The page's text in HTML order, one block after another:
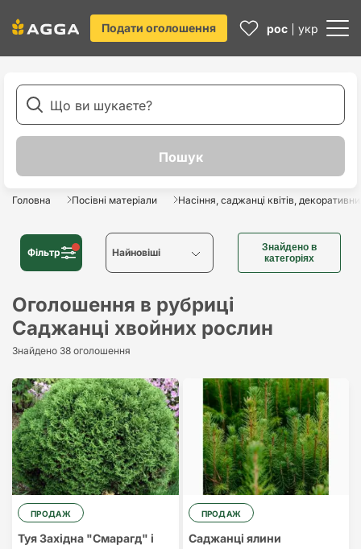
Подати оголошення рос укр
Головна Посівні матеріали Насіння, саджанці квітів,
Фільтр Найновіші
Найновіші
Найстаріші
Найдешевший
Знайдено в
категоріях
Оголошення в рубриці
Саджанці хвойних рослин
Знайдено 38 оголошення
ПРОДАЖ
Туя Західна "Смарагд" і
ПРОДАЖ
Саджанці ялини